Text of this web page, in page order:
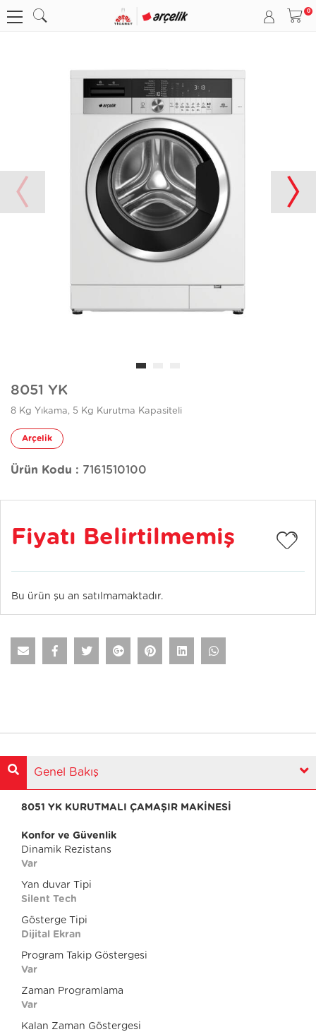
8051 YK
8 Kg Yıkama, 5 Kg Kurutma Kapasiteli
Arçelik
Ürün Kodu : 7161510100
Fiyatı Belirtilmemiş
Bu ürün şu an satılmamaktadır.
Genel Bakış
8051 YK KURUTMALI ÇAMAŞIR MAKİNESİ
Konfor ve Güvenlik
Dinamik Rezistans
Var
Yan duvar Tipi
Silent Tech
Gösterge Tipi
Dijital Ekran
Program Takip Göstergesi
Var
Zaman Programlama
Var
Kalan Zaman Göstergesi